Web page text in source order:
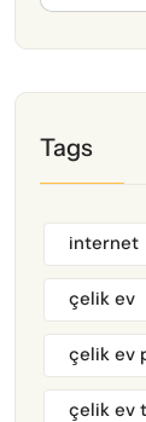
Tags
internet
çelik ev
çelik ev
çelik ev